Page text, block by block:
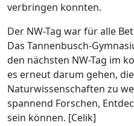
verbringen konnten.
Der NW-Tag war für alle
Das Tannenbusch-
den nächsten NW-Tag im
es erneut darum gehen,
Naturwissenschaften zu
spannend Forschen,
sein können. [Celik]